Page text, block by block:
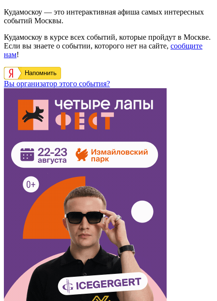
Кудамоскоу — это интерактивная афиша самых интересных
событий Москвы.
Кудамоскоу в курсе всех событий, которые пройдут в Москве.
Если вы знаете о событии, которого нет на сайте, сообщите
нам!
Напомнить
Вы организатор этого события?